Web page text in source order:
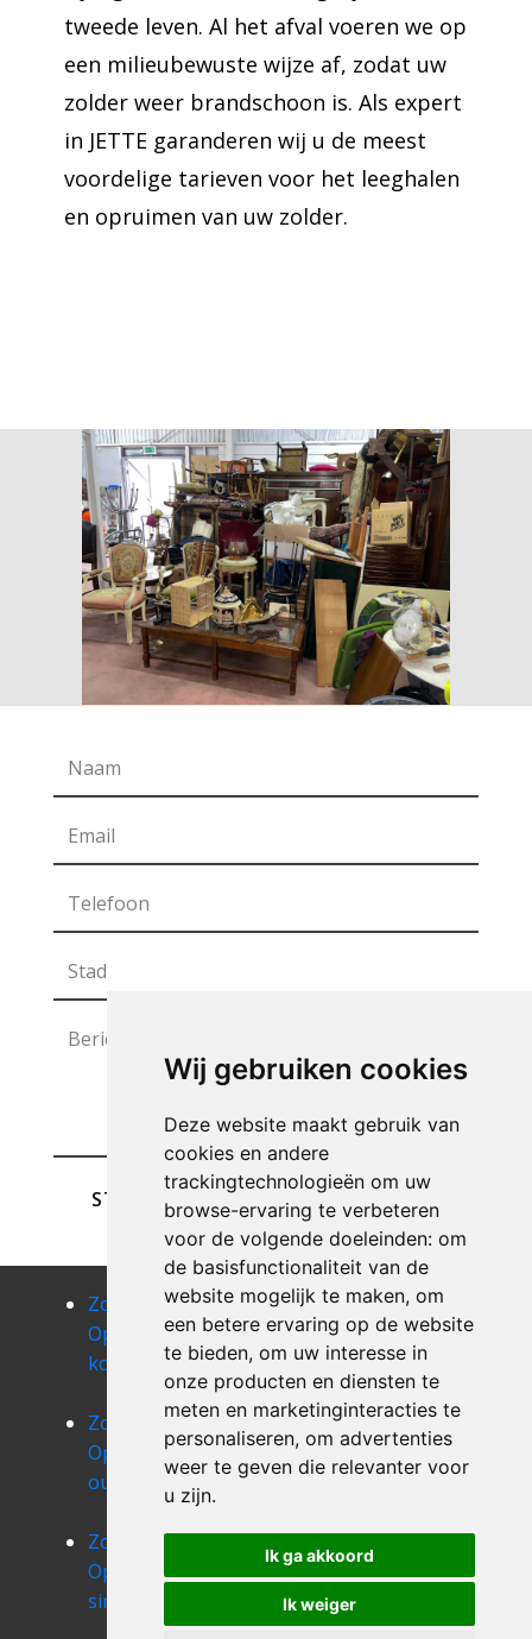
Wij gebruiken cookies
Deze website maakt gebruik van
cookies en andere
trackingtechnologieën om uw
browse-ervaring te verbeteren
voor de volgende doeleinden: om
de basisfunctionaliteit van de
website mogelijk te maken, om
een betere ervaring op de website
te bieden, om uw interesse in
onze producten en diensten te
meten en marketinginteracties te
personaliseren, om advertenties
weer te geven die relevanter voor
u zijn.
Ik ga akkoord
Ik weiger
tweede leven. Al het afval voeren we op
een milieubewuste wijze af, zodat uw
zolder weer brandschoon is. Als expert
in JETTE garanderen wij u de meest
voordelige tarieven voor het leeghalen
en opruimen van uw zolder.
STUREN
Zolder
Opruimen
koekelberg
Zolder
Opruimen
laken
Zolder
Opruimen
neder-over-
heembeek
Zolder
Opruimen
oudergem
Zolder
Opruimen
schaarbeek
Zolder
Opruimen
sint-agatha-
Zolder
Opruimen
sint-gillis
Zolder
Opruimen
sint-jans-
molenbeek
Zolder
Opruimen
sint-joost-
ten-noode